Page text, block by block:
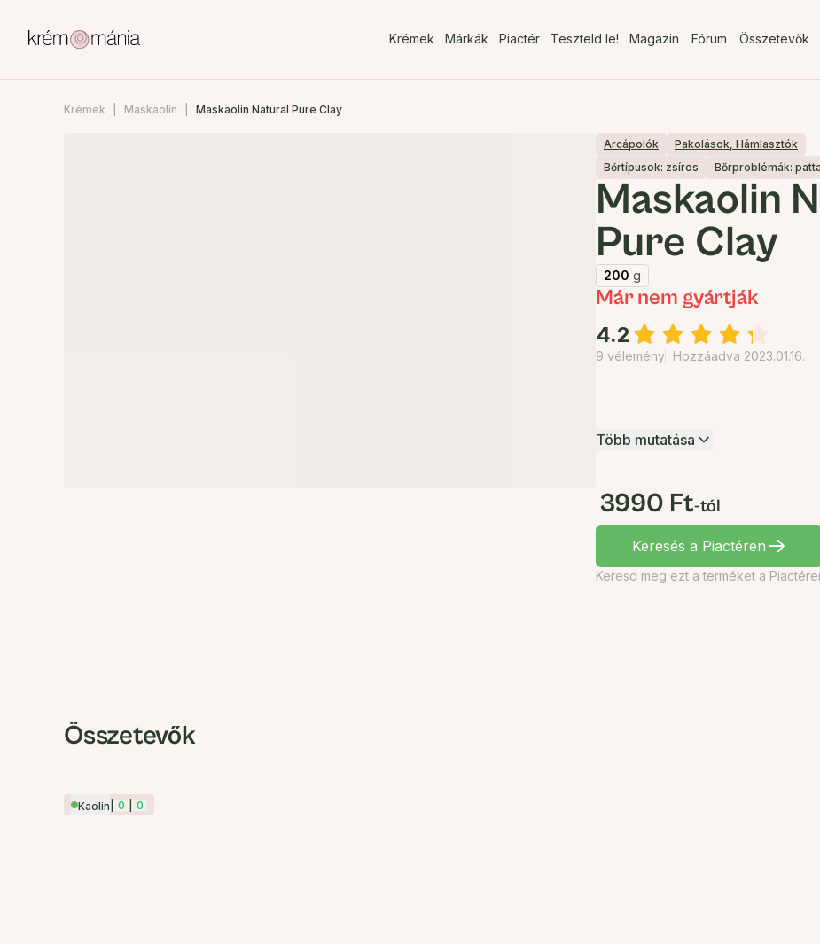
Krémek Márkák Piactér Teszteld le! Magazin Fórum Összetevők
Krémek Maskaolin Maskaolin Natural Pure Clay
Arcápolók
Pakolások, Hámlasztók
Bőrtípusok: zsíros
Bőrproblémák:
Maskaolin
Pure Clay
200 g
Már nem gyártják
4.2
9 vélemény Hozzáadva 2023.01.16.
Több mutatása
3990 Ft-tól
Keresés a Piactéren
Keresd meg ezt a terméket a
Összetevők
Kaolin 0 0